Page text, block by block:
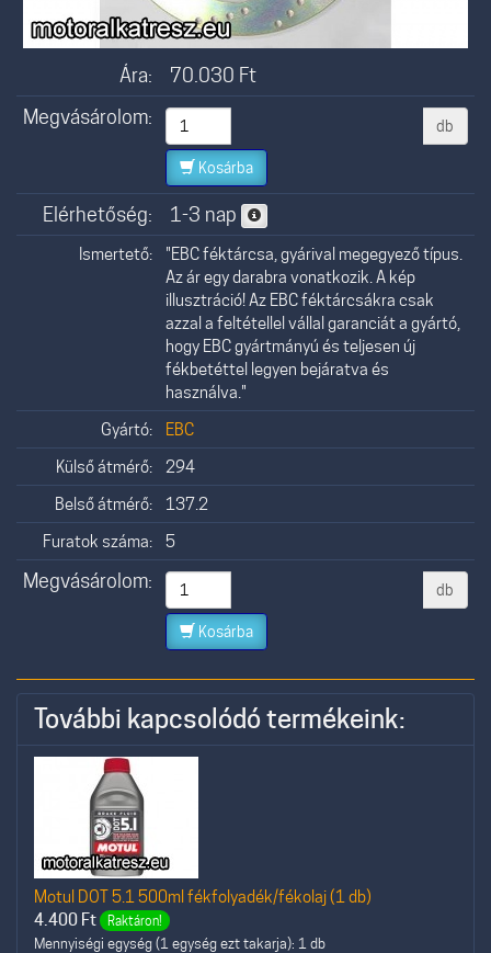
Ára: 70.030 Ft
Megvásárolom:
db
Kosárba
Elérhetőség: 1-3 nap
Ismertető:
"EBC féktárcsa, gyárival megegyező típus.
Az ár egy darabra vonatkozik. A kép
illusztráció! Az EBC féktárcsákra csak
azzal a feltétellel vállal garanciát a gyártó,
hogy EBC gyártmányú és teljesen új
fékbetéttel legyen bejáratva és
használva."
Gyártó:
EBC
Külső átmérő:
294
Belső átmérő:
137.2
Furatok száma:
5
Megvásárolom: db
Kosárba
További kapcsolódó termékeink:
Motul DOT 5.1 500ml fékfolyadék/fékolaj (1 db)
4.400 Ft Raktáron!
Mennyiségi egység (1 egység ezt takarja): 1 db